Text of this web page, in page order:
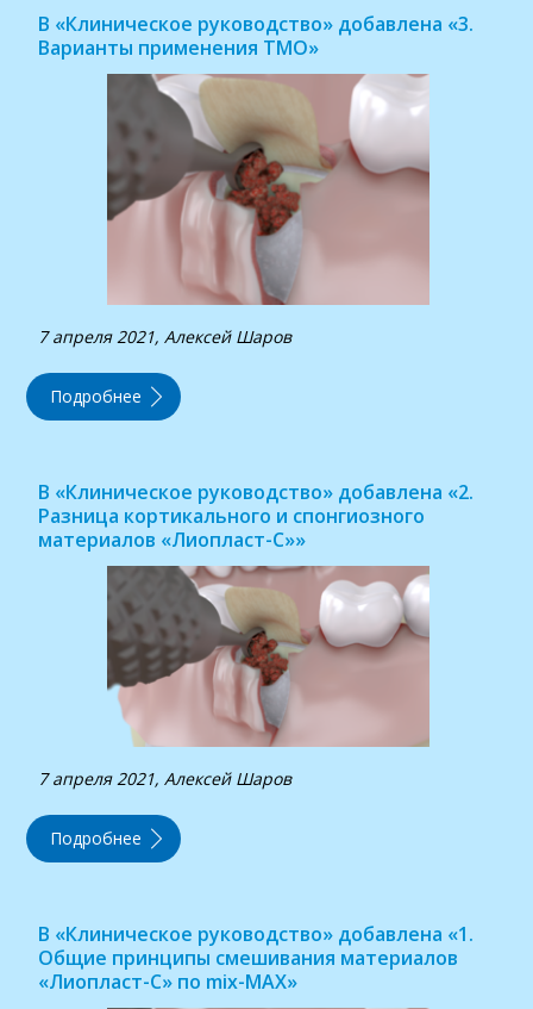
В «Клиническое руководство» добавлена «3.
Варианты применения ТМО»
7 апреля 2021, Алексей Шаров
Подробнее
В «Клиническое руководство» добавлена «2.
Разница кортикального и спонгиозного
материалов «Лиопласт-С»»
7 апреля 2021, Алексей Шаров
Подробнее
В «Клиническое руководство» добавлена «1.
Общие принципы смешивания материалов
«Лиопласт-С» по mix-MAX»